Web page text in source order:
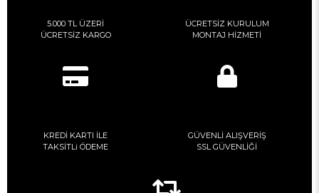
5.000 TL ÜZERİ
ÜCRETSİZ KARGO
ÜCRETSİZ KURULUM
MONTAJ HİZMETİ
KREDİ KARTI İLE
TAKSİTLi ÖDEME
GÜVENLİ ALIŞVERİŞ
SSL GÜVENLİĞİ